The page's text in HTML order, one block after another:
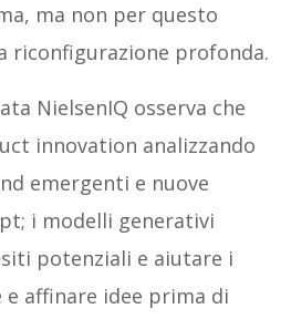
ma non per questo
riconfigurazione profonda.
NielsenIQ osserva che
innovation analizzando
emergenti e nuove
i modelli generativi
potenziali e aiutare i
e affinare idee prima di